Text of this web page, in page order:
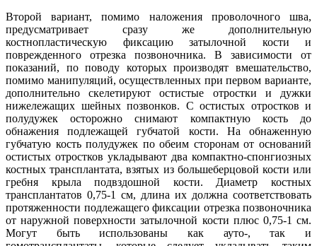
Второй вариант, помимо наложения проволочного шва,
предусматривает сразу же дополнительную
костнопластическую фиксацию затылочной кости и
поврежденного отрезка позвоночника. В зависимости от
показаний, по поводу которых производят вмешательство,
помимо манипуляций, осуществленных при первом варианте,
дополнительно скелетируют остистые отростки и дужки
нижележащих шейных позвонков. С остистых отростков и
полудужек осторожно снимают компактную кость до
обнажения подлежащей губчатой кости. На обнаженную
губчатую кость полудужек по обеим сторонам от оснований
остистых отростков укладывают два компактно-спонгиозных
костных трансплантата, взятых из большеберцовой кости или
гребня крыла подвздошной кости. Диаметр костных
трансплантатов 0,75-1 см, длина их должна соответствовать
протяженности подлежащего фиксации отрезка позвоночника
от наружной поверхности затылочной кости плюс 0,75-1 см.
Могут быть использованы как ауто-, так и